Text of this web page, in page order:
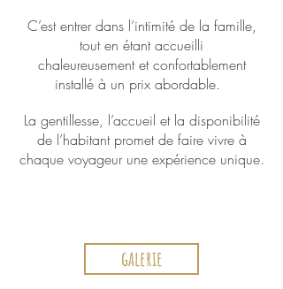
C’est entrer dans l’intimité de la famille,
tout en étant accueilli
chaleureusement et confortablement
installé à un prix abordable.
La gentillesse, l’accueil et la disponibilité
de l’habitant promet de faire vivre à
chaque voyageur une expérience unique.
galerie